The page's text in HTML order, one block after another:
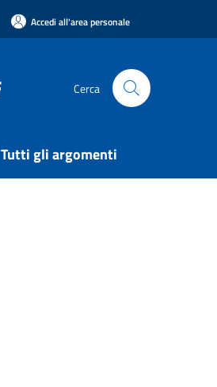
Accedi all'area personale
Cerca
Tutti gli argomenti